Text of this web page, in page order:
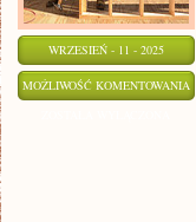
WRZESIEŃ - 11 - 2025
MOŻLIWOŚĆ KOMENTOWANIA